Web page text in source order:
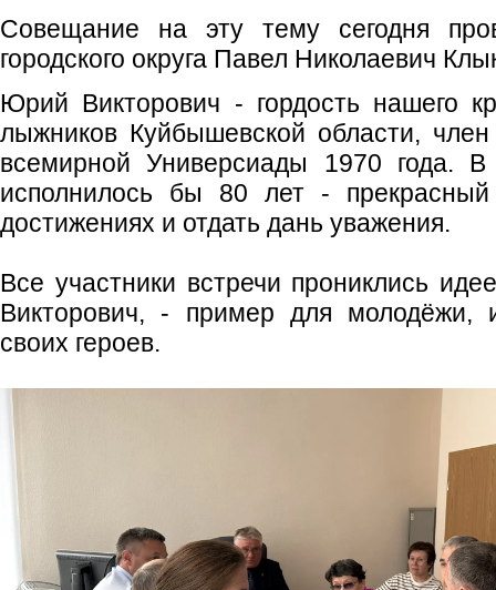
Совещание на эту тему сегодня
городского округа Павел Николаевич
Юрий Викторович - гордость нашего
лыжников Куйбышевской области,
всемирной Универсиады 1970 года.
исполнилось бы 80 лет -
достижениях и отдать дань уважения.
Все участники встречи прониклись
Викторович, - пример для молодёжи,
своих героев.